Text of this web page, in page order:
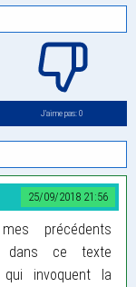
J’aime pas: 0
25/09/2018 21:56
précédents
dans ce texte
qui invoquent la